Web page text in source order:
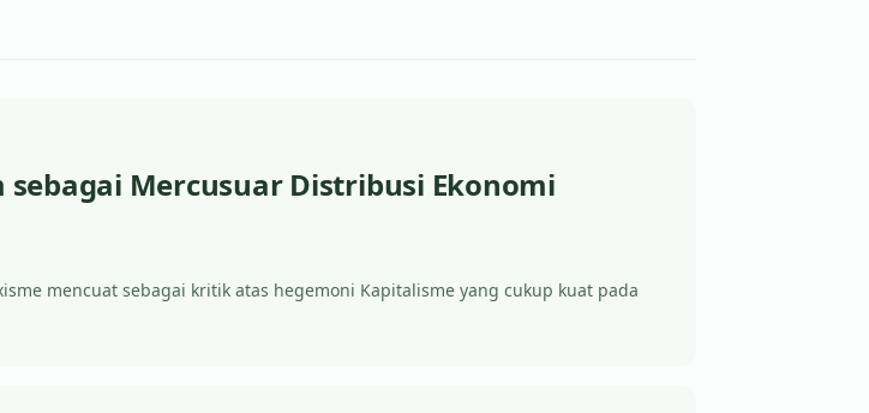
Mercusuar Distribusi Ekonomi
mencuat sebagai kritik atas hegemoni Kapitalisme yang cukup kuat pada